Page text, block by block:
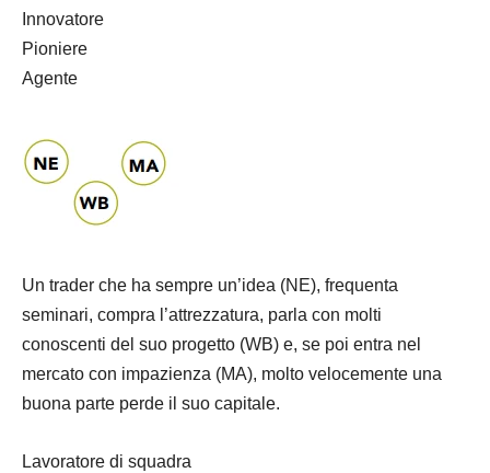
Innovatore
Pioniere
Agente
Un trader che ha sempre un’idea (NE), frequenta
seminari, compra l’attrezzatura, parla con molti
conoscenti del suo progetto (WB) e, se poi entra nel
mercato con impazienza (MA), molto velocemente una
buona parte perde il suo capitale.
Lavoratore di squadra